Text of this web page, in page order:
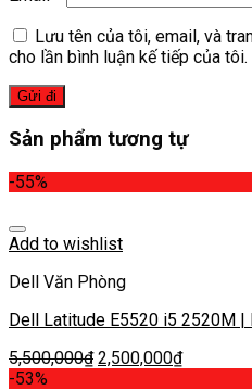
Lưu tên của tôi, email, và
cho lần bình luận kế tiếp của tôi.
Sản phẩm tương tự
-55%
Add to wishlist
Dell Văn Phòng
Dell Latitude E5520 i5 2520M |
5,500,000₫ 2,500,000₫
-53%